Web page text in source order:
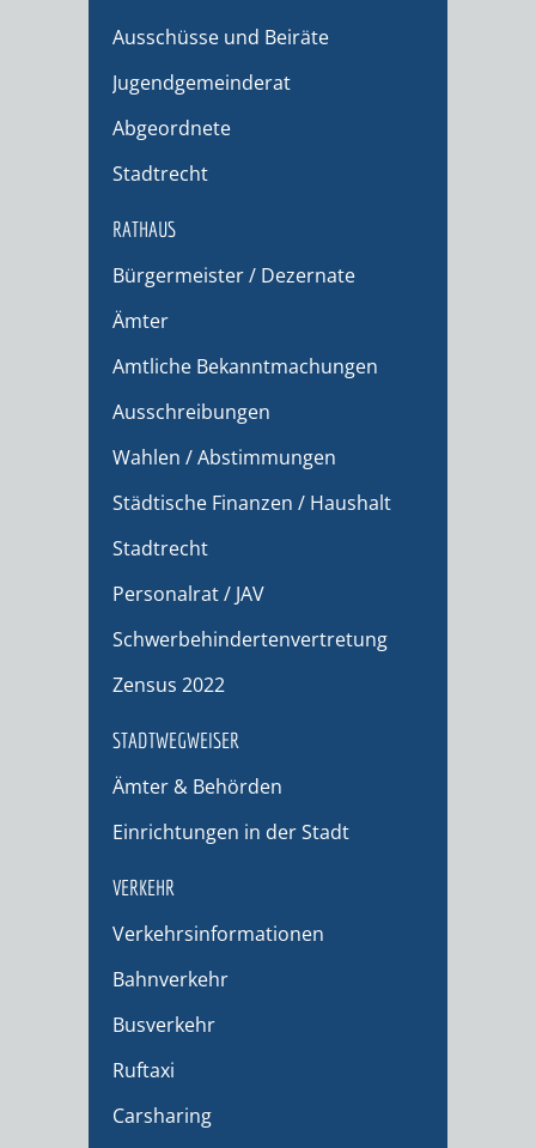
Ausschüsse und Beiräte
Jugendgemeinderat
Abgeordnete
Stadtrecht
RATHAUS
Bürgermeister / Dezernate
Ämter
Amtliche Bekanntmachungen
Ausschreibungen
Wahlen / Abstimmungen
Städtische Finanzen / Haushalt
Stadtrecht
Personalrat / JAV
Schwerbehindertenvertretung
Zensus 2022
STADTWEGWEISER
Ämter & Behörden
Einrichtungen in der Stadt
VERKEHR
Verkehrsinformationen
Bahnverkehr
Busverkehr
Ruftaxi
Carsharing